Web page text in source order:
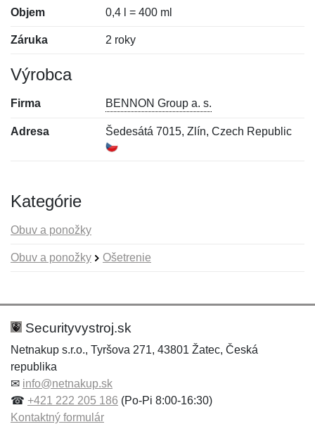
Objem 0,4 l = 400 ml
Záruka 2 roky
Výrobca
Firma BENNON Group a. s.
Adresa Šedesátá 7015, Zlín, Czech Republic
Kategórie
Obuv a ponožky
Obuv a ponožky Ošetrenie
Hodnotenie:
Meno:*
Meno:
E-mail:*
Securityvystroj.sk
Netnakup s.r.o., Tyršova 271, 43801 Žatec, Česká
republika
✉ info@netnakup.sk
☎ +421 222 205 186 (Po-Pi 8:00-16:30)
Kontaktný formulár